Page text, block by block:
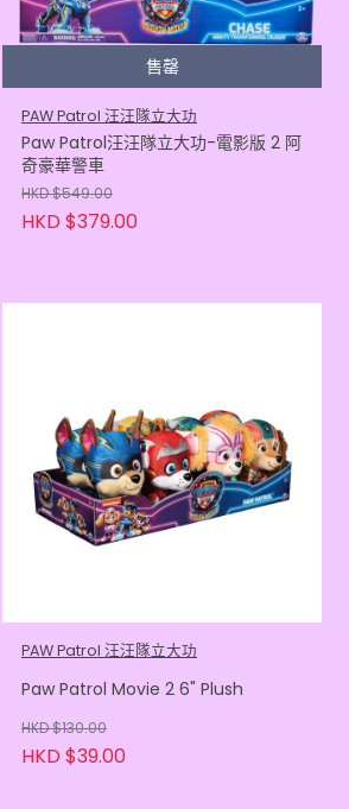
售罄
PAW Patrol 汪汪隊立大功
Paw Patrol汪汪隊立大功-電影版 2 阿
奇豪華警車
HKD $549.00
HKD $379.00
PAW Patrol 汪汪隊立大功
Paw Patrol Movie 2 6" Plush
HKD $130.00
HKD $39.00